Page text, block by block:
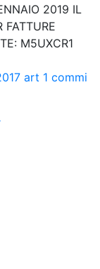
2019 IL
FATTURE
M5UXCR1
art 1 commi